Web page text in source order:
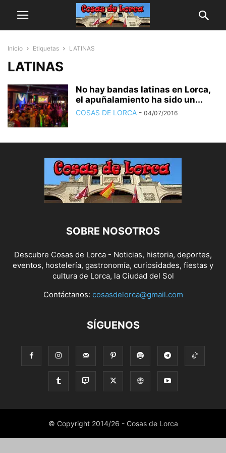
Inicio Etiquetas LATINAS
LATINAS
No hay bandas latinas en Lorca,
el apuñalamiento ha sido un...
COSAS DE LORCA - 04/07/2016
SOBRE NOSOTROS
Descubre Cosas de Lorca - Noticias, historia, deportes,
eventos, hostelería, gastronomía, curiosidades, fiestas y
cultura de Lorca, la Ciudad del Sol
Contáctanos: cosasdelorca@gmail.com
SÍGUENOS
© Copyright 2014/26 - Cosas de Lorca